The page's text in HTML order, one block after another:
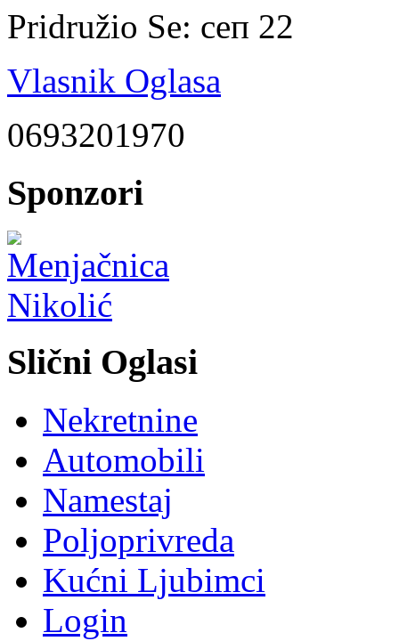
Pridružio Se: сеп 22
Vlasnik Oglasa
0693201970
Sponzori
Slični Oglasi
Nekretnine
Automobili
Namestaj
Poljoprivreda
Kućni Ljubimci
Login